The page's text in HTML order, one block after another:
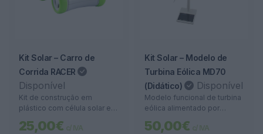
Kit Solar – Carro de
Corrida RACER
Disponível
Kit de construção em
plástico com célula solar e
para ensinar energia solar
25,00€ c/ IVA
Kit Solar – Modelo de
Turbina Eólica MD70
(Didático)
Disponível
Modelo funcional de turbina
eólica alimentado por
demonstrações e
50,00€ c/ IVA